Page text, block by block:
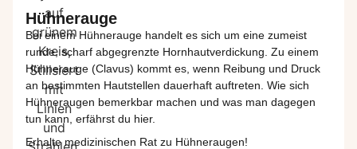
Hühnerauge
Beieinem Hühnerauge handelt es sich um eine zumeist
runde,scharf abgegrenzte Hornhautverdickung . Zu einem
Hühnerauge (Clavus) kommt es, wenn Reibung und Druck
an bestimmten Hautstellen dauerhaft auftreten . Wie sich
Hühneraugen bemerkbar machen und was man dagegen
tun kann erfährst du hier.
Erhalte medizinischen Rat zu Hühneraugen!